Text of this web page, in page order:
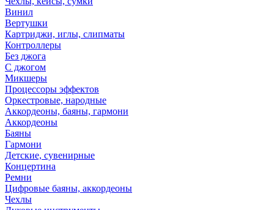
Винил
Вертушки
Картриджи, иглы, слипматы
Контроллеры
Без джога
С джогом
Микшеры
Процессоры эффектов
Оркестровые, народные
Аккордеоны, баяны, гармони
Аккордеоны
Баяны
Гармони
Детские, сувенирные
Концертина
Ремни
Цифровые баяны, аккордеоны
Чехлы